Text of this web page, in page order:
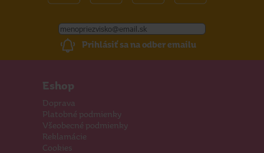
Prihlásiť sa na odber emailu
Eshop
Doprava
Platobné podmienky
Všeobecné podmienky
Reklamácie
Cookies